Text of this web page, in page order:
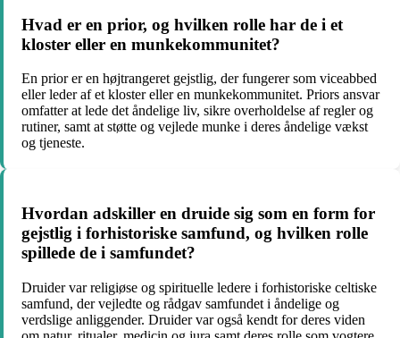
Hvad er en prior, og hvilken rolle har de i et
kloster eller en munkekommunitet?
En prior er en højtrangeret gejstlig, der fungerer som viceabbed
eller leder af et kloster eller en munkekommunitet. Priors ansvar
omfatter at lede det åndelige liv, sikre overholdelse af regler og
rutiner, samt at støtte og vejlede munke i deres åndelige vækst
og tjeneste.
Hvordan adskiller en druide sig som en form for
gejstlig i forhistoriske samfund, og hvilken rolle
spillede de i samfundet?
Druider var religiøse og spirituelle ledere i forhistoriske celtiske
samfund, der vejledte og rådgav samfundet i åndelige og
verdslige anliggender. Druider var også kendt for deres viden